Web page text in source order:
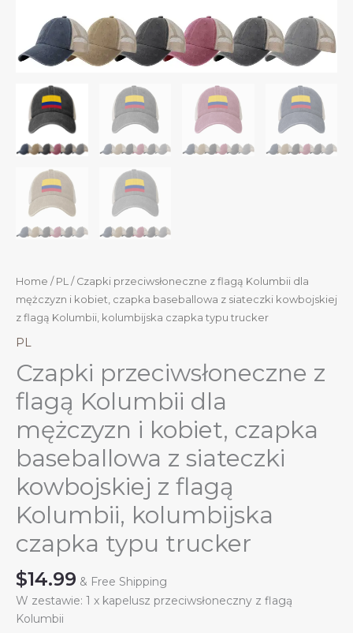
Home / PL / Czapki przeciwsłoneczne z flagą Kolumbii dla
mężczyzn i kobiet, czapka baseballowa z siateczki kowbojskiej
z flagą Kolumbii, kolumbijska czapka typu trucker
PL
Czapki przeciwsłoneczne z
flagą Kolumbii dla
mężczyzn i kobiet, czapka
baseballowa z siateczki
kowbojskiej z flagą
Kolumbii, kolumbijska
czapka typu trucker
$14.99 & Free Shipping
W zestawie: 1 x kapelusz przeciwsłoneczny z flagą
Kolumbii